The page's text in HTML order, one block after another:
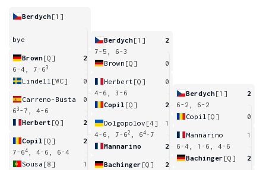
Berdych[1]
bye
Brown[Q]
2
6-4, 7-63
Lindell [WC] 0
Carreno-Busta
0
63 -7, 4-6
Herbert [Q] 2
Copil [Q]
2
7-64
, 4-6, 6-4
Sousa [8] 1
Berdych[1]
2
7-5, 6-3
Brown [Q] 0
Herbert [Q]
0
4-6, 3-6
Copil [Q] 2
Dolgopolov [4]
1
4-6, 7-62 , 64-7
Mannarino
2
Bachinger [Q]
2
Berdych[1]
2
6-2, 6-2
Copil [Q] 0
Mannarino
1
6-4, 1-6, 4-6
Bachinger [Q] 2